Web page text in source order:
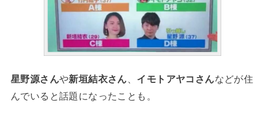
星野源さんや新垣結衣さん イモトアヤコさんなどが住
んでいると話題になったことも。